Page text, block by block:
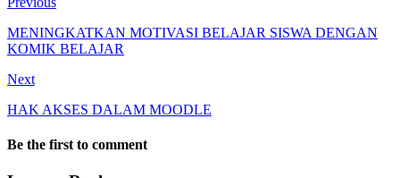
MENINGKATKAN MOTIVASI BELAJAR SISWA DENGAN
KOMIK BELAJAR
Next
HAK AKSES DALAM MOODLE
Be the first to comment